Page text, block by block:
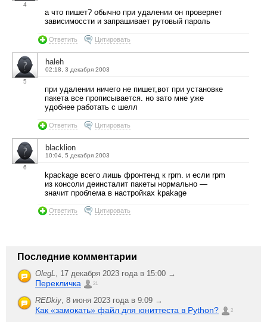
4
а что пишет? обычно при удалении он проверяет
зависимоссти и запрашивает рутовый пароль
Ответить Цитировать
5
haleh
02:18, 3 декабря 2003
при удалении ничего не пишет,вот при установке
пакета все прописывается. но зато мне уже
удобнее работать с шелл
Ответить Цитировать
6
blacklion
10:04, 5 декабря 2003
kpackage всего лишь фронтенд к rpm. и если rpm
из консоли деинсталит пакеты нормально —
значит проблема в настройках kpakage
Ответить Цитировать
Последние комментарии
OlegL, 17 декабря 2023 года в 15:00 →
Перекличка 21
REDkiy, 8 июня 2023 года в 9:09 →
Как «замокать» файл для юниттеста в Python? 2